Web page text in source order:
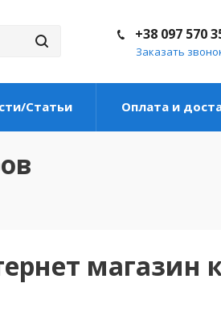
+38 097 570
Заказать
Статьи Оплата и
магазин